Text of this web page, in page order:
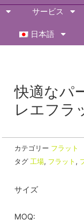
サービス
日本語
快適なパ
レエフラ
カテゴリー フラット
タグ 工場, フラット ,
サイズ
MOQ: